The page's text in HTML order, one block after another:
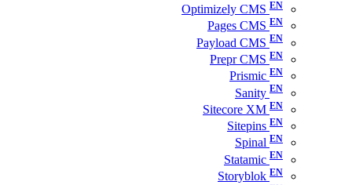
Optimizely CMS
Pages CMS
Payload CMS
Prepr CMS
Prismic
Sanity
Sitecore XM
Sitepins
Spinal
Statamic
Storyblok